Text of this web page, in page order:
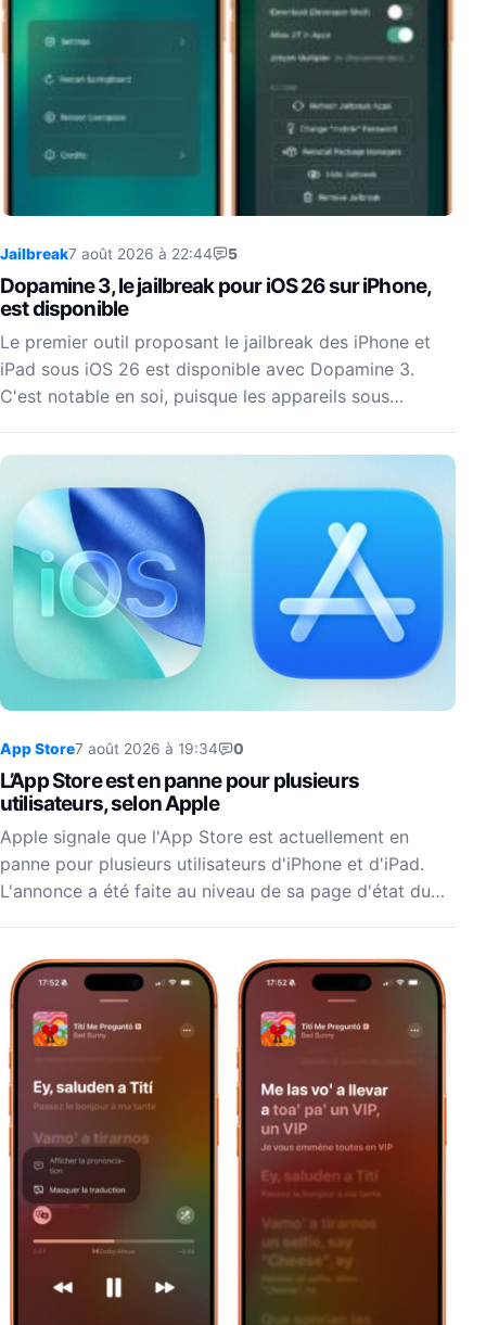
Jailbreak7 août 2026 à 22:44 5
Dopamine 3, le jailbreak pour iOS 26 sur iPhone,
est disponible
Le premier outil proposant le jailbreak des iPhone et
iPad sous iOS 26 est disponible avec Dopamine 3.
C'est notable en soi, puisque les appareils sous…
App Store7 août 2026 à 19:34 0
L’App Store est en panne pour plusieurs
utilisateurs, selon Apple
Apple signale que l'App Store est actuellement en
panne pour plusieurs utilisateurs d'iPhone et d'iPad.
L'annonce a été faite au niveau de sa page d'état du…